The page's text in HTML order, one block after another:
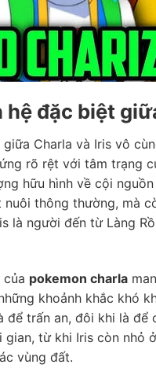
hệ đặc biệt
giữa Charla và Iris vô
rõ rệt với tâm trạng
hữu hình về cội
nuôi thông thường, mà
là người đến từ Làng
của pokemon charla
khoảnh khắc khó
để trấn an, đôi khi là để
gian, từ khi Iris còn nhỏ
vùng đất.